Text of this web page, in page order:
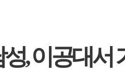
, 이공대서